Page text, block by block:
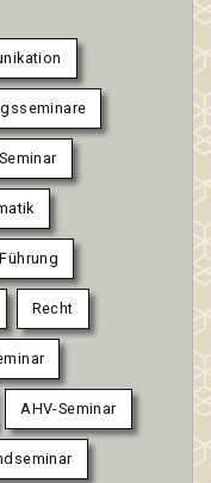
Führung
Recht
AHV-Seminar